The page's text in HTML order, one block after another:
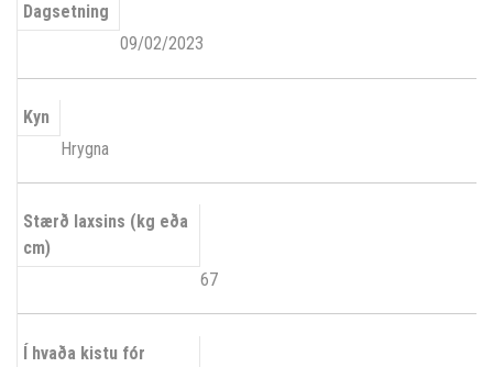
Dagsetning
09/02/2023
Kyn
Hrygna
Stærð laxsins (kg eða
cm)
67
Í hvaða kistu fór